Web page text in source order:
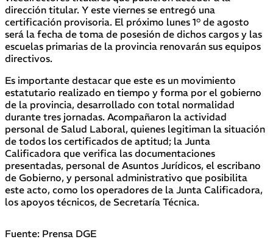
dirección titular. Y este viernes se entregó una
certificación provisoria. El próximo lunes 1° de agosto
será la fecha de toma de posesión de dichos cargos y las
escuelas primarias de la provincia renovarán sus equipos
directivos.
Es importante destacar que este es un movimiento
estatutario realizado en tiempo y forma por el gobierno
de la provincia, desarrollado con total normalidad
durante tres jornadas. Acompañaron la actividad
personal de Salud Laboral, quienes legitiman la situación
de todos los certificados de aptitud; la Junta
Calificadora que verifica las documentaciones
presentadas, personal de Asuntos Jurídicos, el escribano
de Gobierno, y personal administrativo que posibilita
este acto, como los operadores de la Junta Calificadora,
los apoyos técnicos, de Secretaría Técnica.
Fuente: Prensa DGE